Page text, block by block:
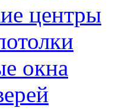
центры
окна